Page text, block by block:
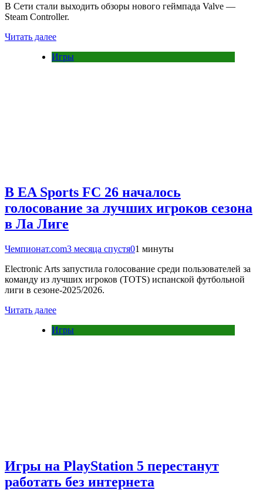
В Сети стали выходить обзоры нового геймпада Valve —
Steam Controller.
Читать далее
Игры
В EA Sports FC 26 началось
голосование за лучших игроков сезона
в Ла Лиге
Чемпионат.com3 месяца спустя01 минуты
Electronic Arts запустила голосование среди пользователей за
команду из лучших игроков (TOTS) испанской футбольной
лиги в сезоне-2025/2026.
Читать далее
Игры
Игры на PlayStation 5 перестанут
работать без интернета